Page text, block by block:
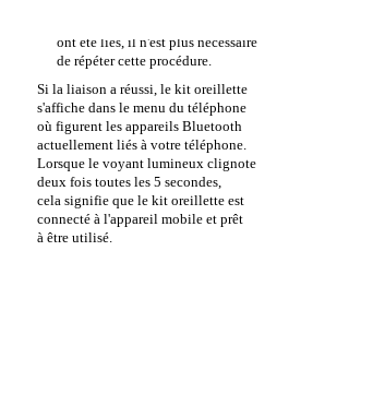
ont été liés, il n'est plus nécessaire
de répéter cette procédure.
Si la liaison a réussi, le kit oreillette
s'affiche dans le menu du téléphone
où figurent les appareils Bluetooth
actuellement liés à votre téléphone.
Lorsque le voyant lumineux clignote
deux fois toutes les 5 secondes,
cela signifie que le kit oreillette est
connecté à l'appareil mobile et prêt
à être utilisé.